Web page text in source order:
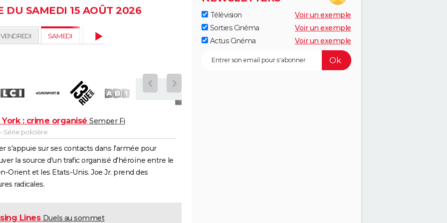
DU SAMEDI 15 AOÛT 2026
VENDREDI SAMEDI DIMANCHE MARDI 18 MERCREDI 19 JEUDI 20 VENDREDI 21
York : crime organiséSemper Fi
Série policière
s'appuie sur ses contacts dans l'armée pour
la source d'un trafic organisé d'héroïne entre le
Orient et les Etats-Unis. Joe Jr. prend des
radicales.
Lines Duels au sommet
Télévision
Voir un exemple
Sorties Cinéma
Voir un exemple
Actus Cinéma
Voir un exemple